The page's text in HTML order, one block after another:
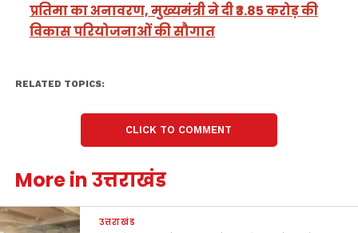
प्रतिमा का अनावरण, मुख्यमंत्री ने दी ₹3.85 करोड़ की
विकास परियोजनाओं की सौगात
RELATED TOPICS:
CLICK TO COMMENT
More in उत्तराखंड
उत्तराखंड